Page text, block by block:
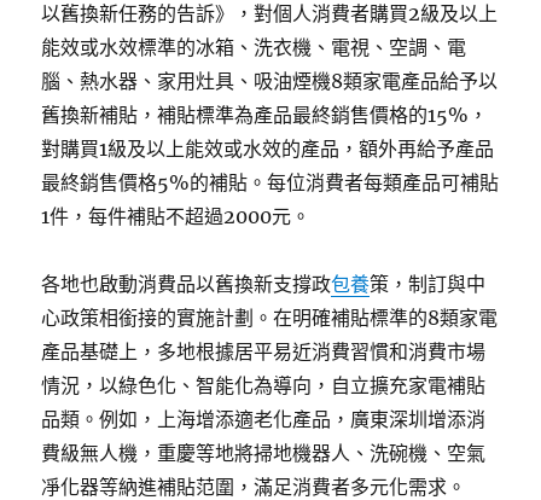
以舊換新任務的告訴》，對個人消費者購買2級及以上
能效或水效標準的冰箱、洗衣機、電視、空調、電
腦、熱水器、家用灶具、吸油煙機8類家電產品給予以
舊換新補貼，補貼標準為產品最終銷售價格的15%，
對購買1級及以上能效或水效的產品，額外再給予產品
最終銷售價格5%的補貼。每位消費者每類產品可補貼
1件，每件補貼不超過2000元。
各地也啟動消費品以舊換新支撐政包養策，制訂與中
心政策相銜接的實施計劃。在明確補貼標準的8類家電
產品基礎上，多地根據居平易近消費習慣和消費市場
情況，以綠色化、智能化為導向，自立擴充家電補貼
品類。例如，上海增添適老化產品，廣東深圳增添消
費級無人機，重慶等地將掃地機器人、洗碗機、空氣
凈化器等納進補貼范圍，滿足消費者多元化需求。